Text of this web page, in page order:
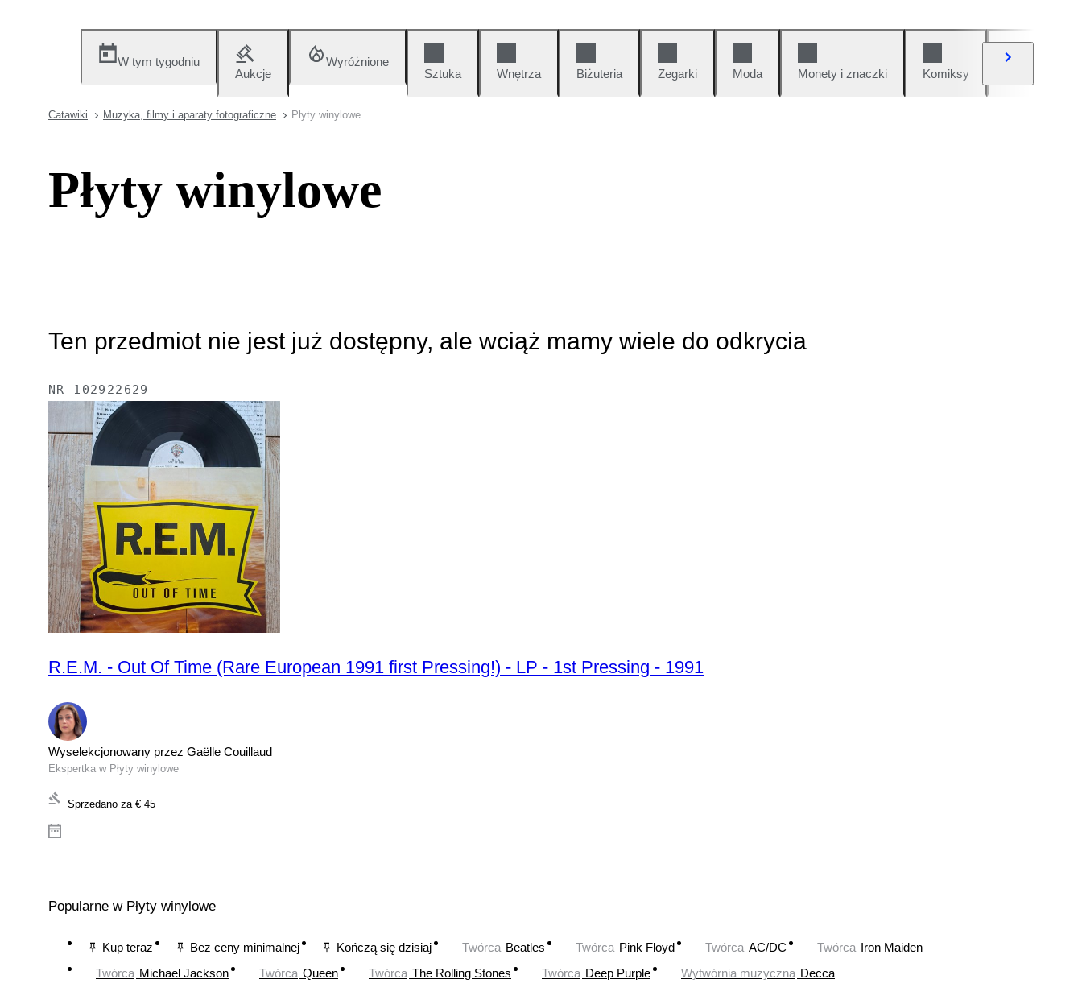
W tym tygodniu
Aukcje
Wyróżnione
Sztuka
Wnętrza Biżuteria Zegarki Moda Monety i znaczki Komiksy
Catawiki Muzyka, filmy i aparaty fotograficzne Płyty winylowe
Płyty winylowe
Ten przedmiot nie jest już dostępny, ale wciąż mamy wiele do odkrycia
NR 102922629
R.E.M. - Out Of Time (Rare European 1991 first Pressing!) - LP - 1st Pressing - 1991
Wyselekcjonowany przez Gaëlle Couillaud
Ekspertka w Płyty winylowe
Sprzedano za € 45
Popularne w Płyty winylowe
Kup teraz Bez ceny minimalnej Kończą się dzisiaj Twórca Beatles Twórca Pink Floyd Twórca AC/DC Twórca Iron Maiden
Twórca Michael Jackson Twórca Queen Twórca The Rolling Stones Twórca Deep Purple Wytwórnia muzyczna Decca